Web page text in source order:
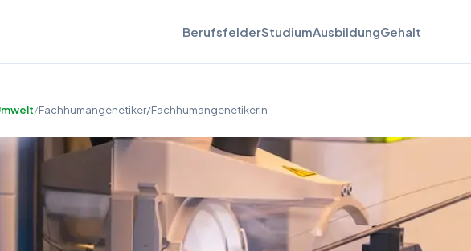
BerufsfelderStudiumAusbildungGehalt
/Fachhumangenetiker/Fachhumangenetikerin